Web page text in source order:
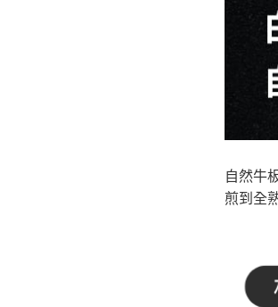
自然牛
煎到全